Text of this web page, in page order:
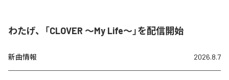
わたげ、「CLOVER ～My Life～」を配信開始
新曲情報 2026.8.7